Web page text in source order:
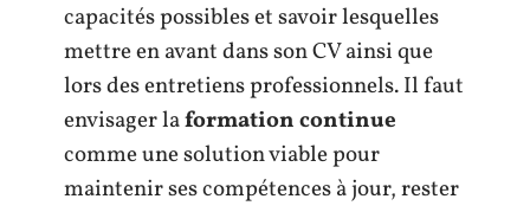
capacités possibles et savoir lesquelles
mettre en avant dans son CV ainsi que
lors des entretiens professionnels. Il faut
envisager laformation continue
comme une solution viable pour
maintenir ses compétences à jour, rester